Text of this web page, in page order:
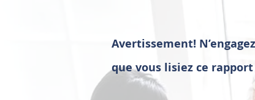
Avertissement!
que vous lisiez ce rapport